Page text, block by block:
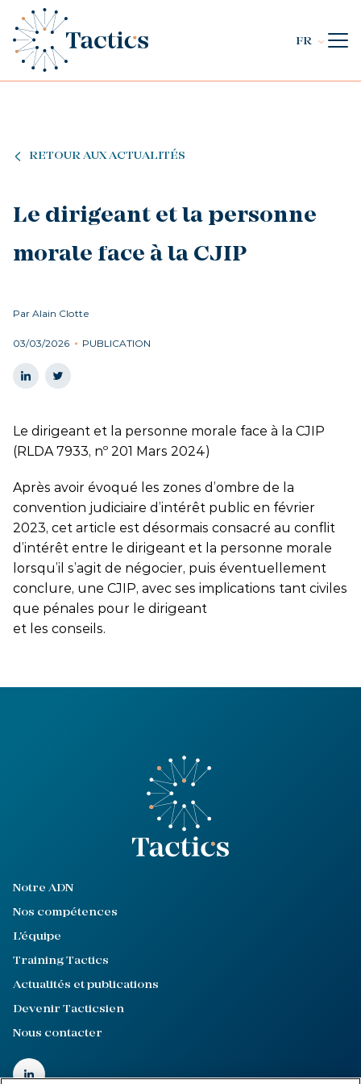
FR
RETOUR AUX ACTUALITÉS
Le dirigeant et la personne
morale face à la CJIP
Par Alain Clotte
03/03/2026 PUBLICATION
Le dirigeant et la personne morale face à la CJIP
(RLDA 7933, nº 201 Mars 2024)
Après avoir évoqué les zones d’ombre de la
convention judiciaire d’intérêt public en février
2023, cet article est désormais consacré au conflit
d’intérêt entre le dirigeant et la personne morale
lorsqu’il s’agit de négocier, puis éventuellement
conclure, une CJIP, avec ses implications tant civiles
que pénales pour le dirigeant
et les conseils.
Notre ADN
Nos compétences
L'équipe
Training Tactics
Actualités et publications
Devenir Tacticsien
Nous contacter